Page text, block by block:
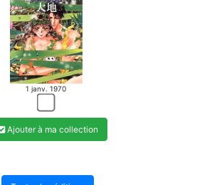
1 janv. 1970
Ajouter à ma collection